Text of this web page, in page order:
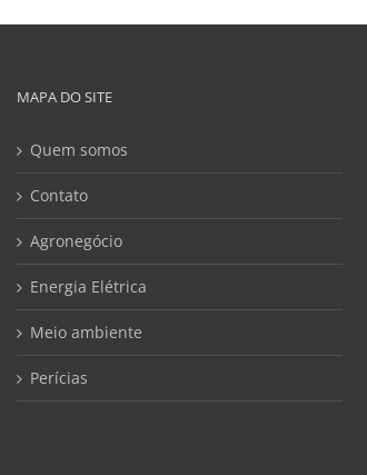
MAPA DO SITE
Quem somos
Contato
Agronegócio
Energia Elétrica
Meio ambiente
Perícias